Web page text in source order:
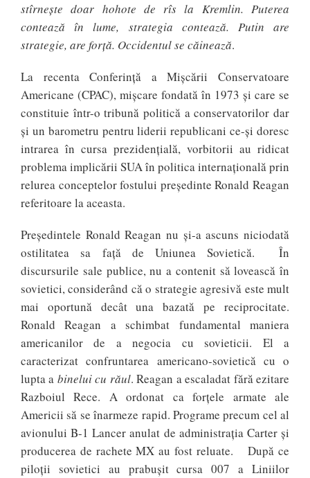
stîrneşte doar hohote de rîs la Kremlin. Puterea
contează în lume, strategia contează. Putin are
strategie, are forţă. Occidentul se căinează.
La recenta Conferință a Mișcării Conservatoare
Americane (CPAC), mișcare fondată în 1973 și care se
constituie într-o tribună politică a conservatorilor dar
și un barometru pentru liderii republicani ce-și doresc
intrarea în cursa prezidențială, vorbitorii au ridicat
problema implicării SUA în politica internațională prin
relurea conceptelor fostului președinte Ronald Reagan
referitoare la aceasta.
Președintele Ronald Reagan nu și-a ascuns niciodată
ostilitatea sa față de Uniunea Sovietică. În
discursurile sale publice, nu a contenit să lovească în
sovietici, considerând că o strategie agresivă este mult
mai oportună decât una bazată pe reciprocitate.
Ronald Reagan a schimbat fundamental maniera
americanilor de a negocia cu sovieticii. El a
caracterizat confruntarea americano-sovietică cu o
lupta a binelui cu răul. Reagan a escaladat fără ezitare
Razboiul Rece. A ordonat ca forțele armate ale
Americii să se înarmeze rapid. Programe precum cel al
avionului B-1 Lancer anulat de administrația Carter și
producerea de rachete MX au fost reluate. După ce
piloții sovietici au prabușit cursa 007 a Liniilor